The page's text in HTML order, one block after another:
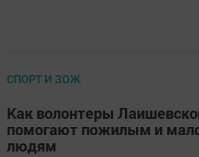
СПОРТ И ЗОЖ
Как волонтеры
помогают пожилым и
людям